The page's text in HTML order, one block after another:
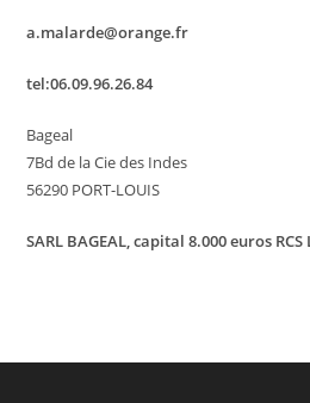
a.malarde@orange.fr
tel:06.09.96.26.84
Bageal
7Bd de la Cie des Indes
56290 PORT-LOUIS
SARL BAGEAL, capital 8.000 euros